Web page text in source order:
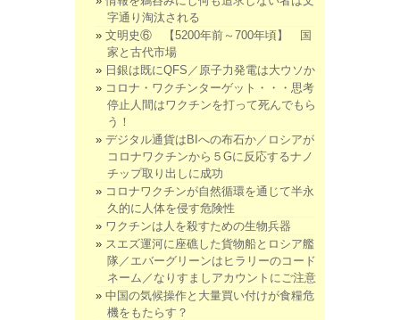
字通り淘汰される
文明史⑥ 【5200年前～700年頃】 国
家と古代市場
日銀は既にQFS／原子力発電は大ウソか
コロナ・ワクチンターゲット・・・思考
停止人間はワクチンを打って死んでもら
う！
デジタル通貨はBIへの布石か／ロシアが
コロナワクチンから５Gに反応するナノ
チップ取り出しに成功
コロナワクチンが自然循環を通じて半永
久的に人体を侵す危険性
ワクチンは人を殺すための生物兵器
スエズ運河に座礁した貨物船とロシア艦
隊／エバーグリーンはヒラリーのコード
ネーム／なりすましアカウントにご注意
中国の気候操作と大量買い付けが食糧危
機をもたらす？